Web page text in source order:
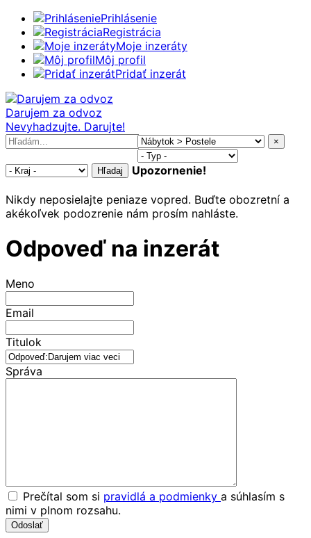
Prihlásenie
Registrácia
Moje inzeráty
Môj profil
Pridať inzerát
Darujem za odvoz
Nevyhadzujte. Darujte!
Hľadaj
×
Upozornenie!
Nikdy neposielajte peniaze vopred. Buďte obozretní a
akékoľvek podozrenie nám prosím nahláste.
Odpoveď na inzerát
Meno
Email
Titulok
Správa
Prečítal som si pravidlá a podmienky a súhlasím s
nimi v plnom rozsahu.